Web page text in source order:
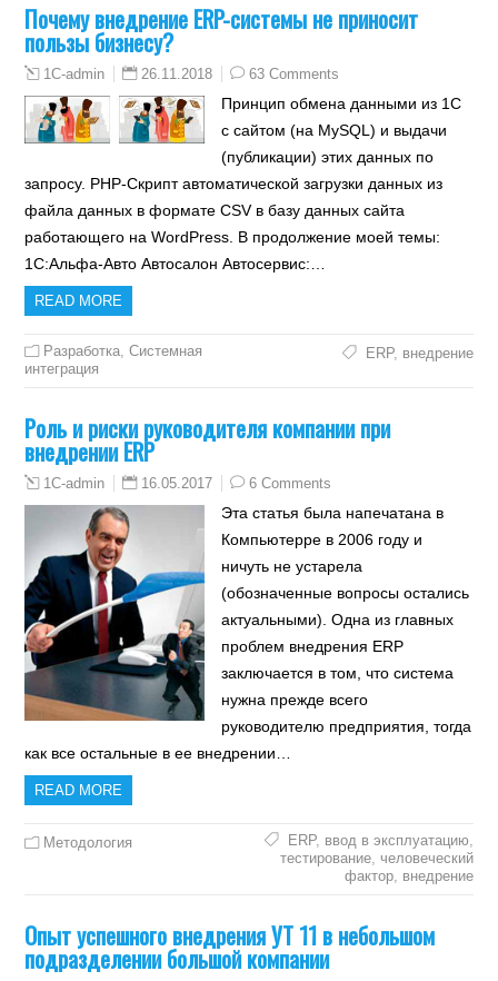
Почему внедрение ERP-системы не приносит
пользы бизнесу?
1C-admin 26.11.2018 63 Comments
Принцип обмена данными из 1С
с сайтом (на MySQL) и выдачи
(публикации) этих данных по
запросу. PHP-Скрипт автоматической загрузки данных из
файла данных в формате CSV в базу данных сайта
работающего на WordPress. В продолжение моей темы:
1С:Альфа-Авто Автосалон Автосервис:…
READ MORE
Разработка,Системная
интеграция
ERP, внедрение
Роль и риски руководителя компании при
внедрении ERP
1C-admin 16.05.2017 6 Comments
Эта статья была напечатана в
Компьютерре в 2006 году и
ничуть не устарела
(обозначенные вопросы остались
актуальными). Одна из главных
проблем внедрения ERP
заключается в том, что система
нужна прежде всего
руководителю предприятия, тогда
как все остальные в ее внедрении…
READ MORE
Методология ERP, ввод в эксплуатацию,
тестирование, человеческий
фактор, внедрение
Опыт успешного внедрения УТ 11 в небольшом
подразделении большой компании